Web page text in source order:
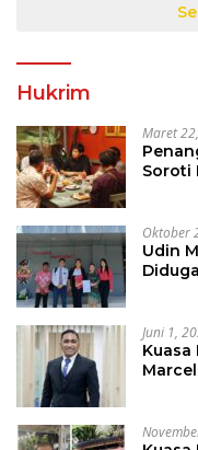
Hukrim
Maret
Soroti
Oktober
Udin
Juni 1,
Kuasa